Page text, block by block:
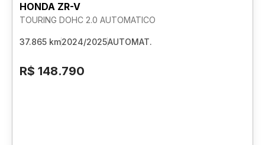
HONDA ZR-V
TOURING DOHC 2.0 AUTOMATICO
37.865 km2024/2025AUTOMAT.
R$ 148.790